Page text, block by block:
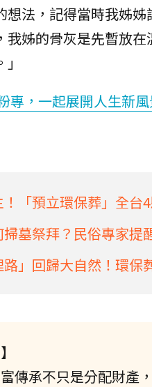
想法，記得當時我姊
我姊的骨灰是先暫放
專，一起展開人生新
「預立環保葬」全台
墓祭拜？民俗專家提
路」回歸大自然！環保
傳承不只是分配財產